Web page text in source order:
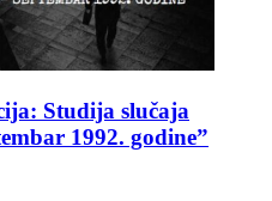
Studija slučaja
1992. godine”